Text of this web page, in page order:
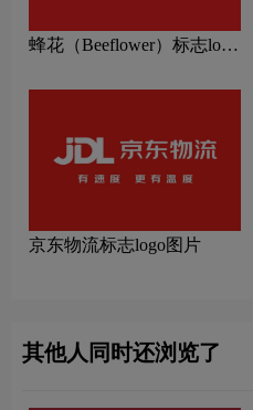
蜂花（Beeflower）标志logo
京东物流标志logo图片
其他人同时还浏览了